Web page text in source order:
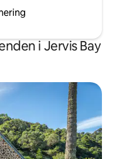
i Jervis Bay